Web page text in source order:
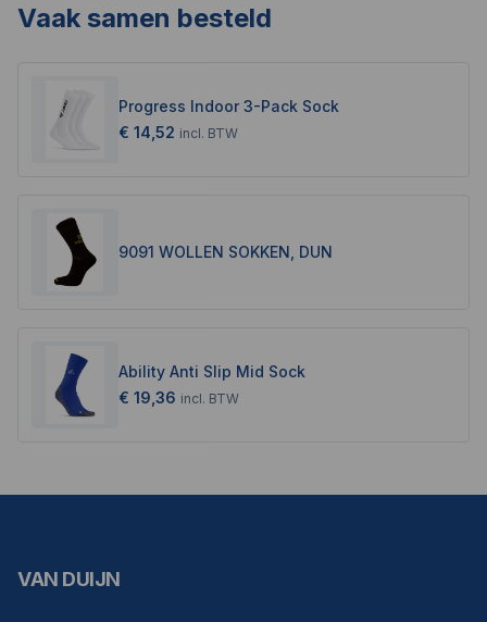
Vaak samen besteld
Progress Indoor 3-Pack Sock
€ 14,52 incl. BTW
9091 WOLLEN SOKKEN, DUN
Ability Anti Slip Mid Sock
€ 19,36 incl. BTW
VAN DUIJN